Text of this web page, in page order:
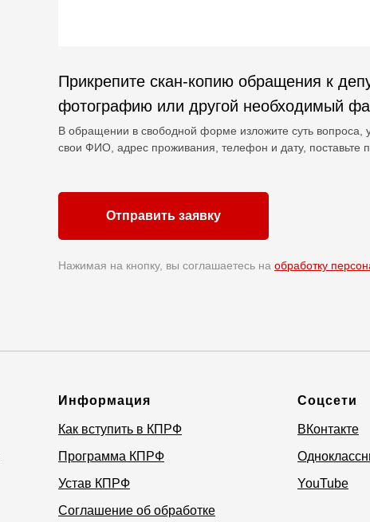
Прикрепите скан-копию обращения к
фотографию или другой необходимый
В обращении в свободной форме изложите суть вопроса,
свои ФИО, адрес проживания, телефон и дату, поставьте
Отправить заявку
Нажимая на кнопку, вы соглашаетесь на обработку
Информация
Как вступить в КПРФ
Программа КПРФ
Устав КПРФ
Соглашение об обработке
Соцсети
ВКонтакте
YouTube